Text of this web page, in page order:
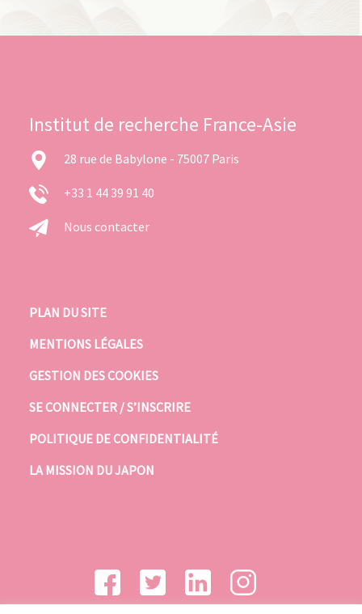
Institut de recherche France-Asie
28 rue de Babylone - 75007 Paris
+33 1 44 39 91 40
Nous contacter
PLAN DU SITE
MENTIONS LÉGALES
GESTION DES COOKIES
SE CONNECTER / S’INSCRIRE
POLITIQUE DE CONFIDENTIALITÉ
LA MISSION DU JAPON